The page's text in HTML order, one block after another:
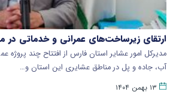
ارتقای زیرساخت‌های عمرانی و خدماتی در
مدیرکل امور عشایر استان فارس از افتتاح چند پروژه
آب، جاده و پل در مناطق عشایری این استان و…
۱۳ بهمن ۱۴۰۴